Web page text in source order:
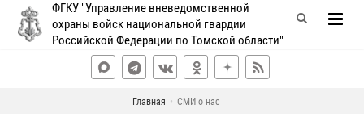
ФГКУ "Управление вневедомственной
охраны войск национальной гвардии
Российской Федерации по Томской области"
Главная СМИ о нас